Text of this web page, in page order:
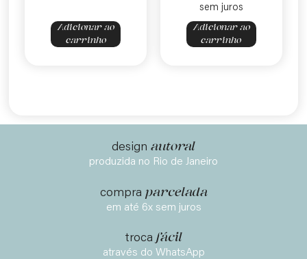
Adicionar ao
carrinho
sem juros
Adicionar ao
carrinho
design autoral
produzida no Rio de Janeiro
compra parcelada
em até 6x sem juros
troca fácil
através do WhatsApp